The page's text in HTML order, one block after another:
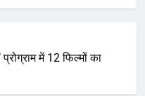
में 12 फिल्मों का